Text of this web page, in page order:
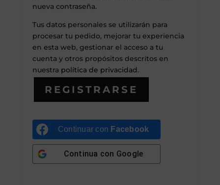
nueva contraseña.
Tus datos personales se utilizarán para
procesar tu pedido, mejorar tu experiencia
en esta web, gestionar el acceso a tu
cuenta y otros propósitos descritos en
nuestra política de privacidad.
REGISTRARSE
Continuar con Facebook
Continua con Google